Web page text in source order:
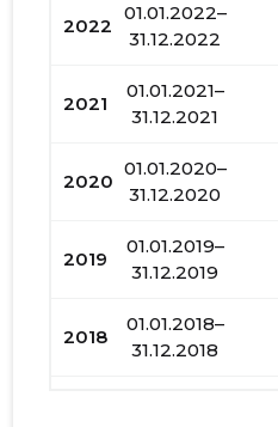
2022
01.01.2022–
31.12.2022
2021
01.01.2021–
31.12.2021
2020
01.01.2020–
31.12.2020
2019
01.01.2019–
31.12.2019
2018
01.01.2018–
31.12.2018